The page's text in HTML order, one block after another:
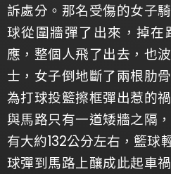
訴處分。那名受傷的女子
球從圍牆彈了出來，掉
應，整個人飛了出去，也
士，女子倒地斷了兩根肋
為打球投籃擦框彈出惹的
與馬路只有一道矮牆之隔
有大約132公分左右，籃球
球彈到馬路上釀成此起車